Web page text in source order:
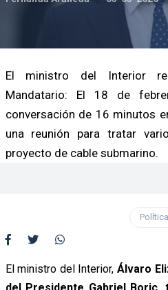
El ministro del Interior
Mandatario: El 18 de
conversación de 16 minutos
una reunión para tratar
proyecto de cable submarino.
Política
El ministro del Interior, Álvaro
del Presidente Gabriel